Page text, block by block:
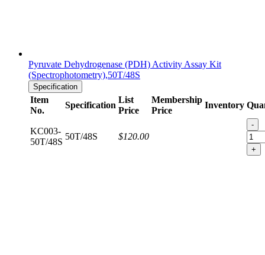
Pyruvate Dehydrogenase (PDH) Activity Assay Kit
(Spectrophotometry),50T/48S
Specification
Item
No.
Specification
List
Price
Membership
Price
Inventory
KC003-
50T/48S
50T/48S $120.00
-
+